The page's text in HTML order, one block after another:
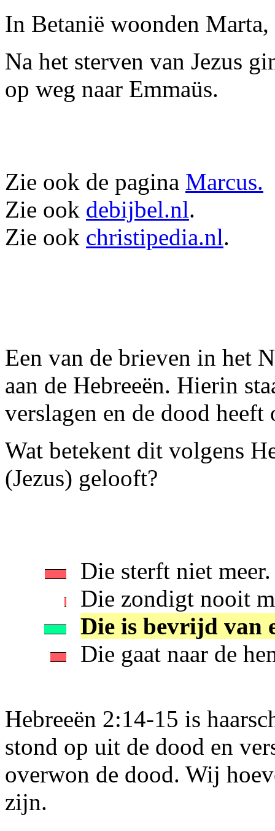
In Betanië woonden
Na het sterven van Jezus
op weg naar Emmaüs.
Zie ook de pagina Marcus.
Zie ook debijbel.nl.
Zie ook christipedia.nl.
Een van de brieven in het
aan de Hebreeën. Hierin
verslagen en de dood heeft
Wat betekent dit volgens
(Jezus) gelooft?
Die sterft niet meer.
Die zondigt nooit
Die is bevrijd van
Die gaat naar de
Hebreeën 2:14-15 is
stond op uit de dood en
overwon de dood. Wij
zijn.